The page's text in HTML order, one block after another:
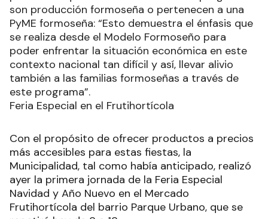
son producción formoseña o pertenecen a una
PyME formoseña: “Esto demuestra el énfasis que
se realiza desde el Modelo Formoseño para
poder enfrentar la situación económica en este
contexto nacional tan difícil y así, llevar alivio
también a las familias formoseñas a través de
este programa”.
Feria Especial en el Frutihortícola
Con el propósito de ofrecer productos a precios
más accesibles para estas fiestas, la
Municipalidad, tal como había anticipado, realizó
ayer la primera jornada de la Feria Especial
Navidad y Año Nuevo en el Mercado
Frutihortícola del barrio Parque Urbano, que se